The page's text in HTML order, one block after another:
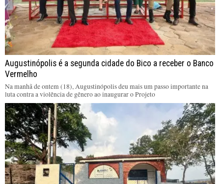
Augustinópolis é a segunda cidade do Bico a receber o Banco
Vermelho
Na manhã de ontem (18), Augustinópolis deu mais um passo importante na
luta contra a violência de gênero ao inaugurar o Projeto